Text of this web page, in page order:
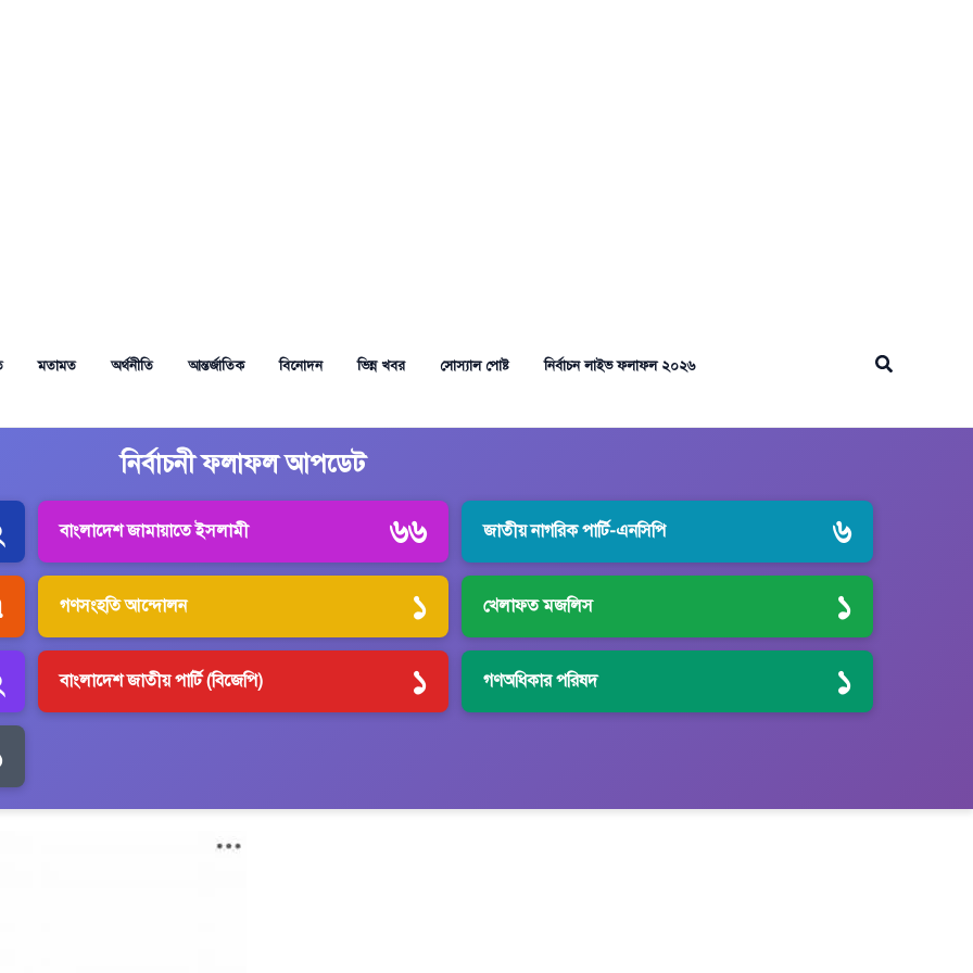
মতামত অর্থনীতি আন্তর্জাতিক বিনোদন ভিন্ন খবর সোস্যাল পোষ্ট নির্বাচন লাইভ ফলাফল ২০২৬ Search
নির্বাচনী ফলাফল আপডেট
বাংলাদেশ জামায়াতে ইসলামী ৬৬ জাতীয় নাগরিক পার্টি-এনসিপি ৬
গণসংহতি আন্দোলন ১ খেলাফত মজলিস ১
বাংলাদেশ জাতীয় পার্টি (বিজেপি) ১ গণঅধিকার পরিষদ ১